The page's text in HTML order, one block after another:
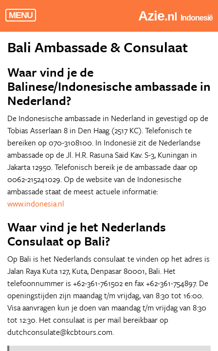
MENU Azie.nl Indonesië
Bali Ambassade & Consulaat
Waar vind je de
Balinese/Indonesische ambassade in
Nederland?
De Indonesische ambassade in Nederland in gevestigd op de
Tobias Asserlaan 8 in Den Haag (2517 KC). Telefonisch te
bereiken op 070-3108100. In Indonesië zit de Nederlandse
ambassade op de Jl. H.R. Rasuna Said Kav. S-3, Kuningan in
Jakarta 12950. Telefonisch bereik je de ambassade daar op
0062-215241029. Op de website van de Indonesische
ambassade staat de meest actuele informatie:
www.indonesia.nl
Waar vind je het Nederlands
Consulaat op Bali?
Op Bali is het Nederlands consulaat te vinden op het adres is
Jalan Raya Kuta 127, Kuta, Denpasar 80001, Bali. Het
telefoonnummer is +62-361-761502 en fax +62-361-754897. De
openingstijden zijn maandag t/m vrijdag, van 8:30 tot 16:00.
Visa aanvragen kun je doen van maandag t/m vrijdag van 8:30
tot 12:30. Het consulaat is per mail bereikbaar op
dutchconsulate@kcbtours.com.